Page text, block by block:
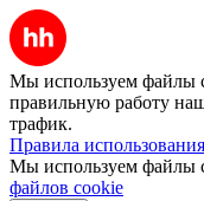
Мы используем файлы
правильную работу
трафик.
Правила
Мы используем файлы
файлов cookie